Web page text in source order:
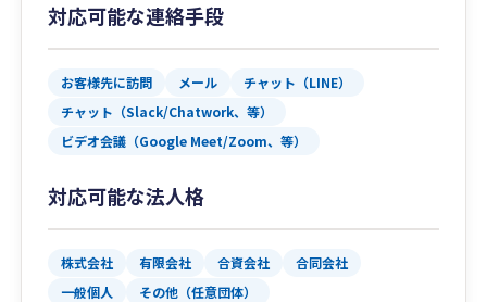
対応可能な連絡手段
お客様先に訪問 メール
チャット（LINE）
チャット（Slack/Chatwork、等）
ビデオ会議（Google Meet/Zoom、等）
対応可能な法人格
株式会社 有限会社 合資会社
合同会社
一般個人
その他（任意団体）